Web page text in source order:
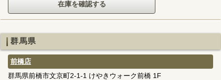
群馬県
前橋店
群馬県前橋市文京町2-1-1 けやきウォーク前橋 1F